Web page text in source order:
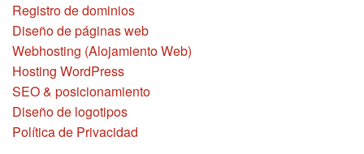
Registro de dominios
Diseño de páginas web
Webhosting (Alojamiento Web)
Hosting WordPress
SEO & posicionamiento
Diseño de logotipos
Política de Privacidad